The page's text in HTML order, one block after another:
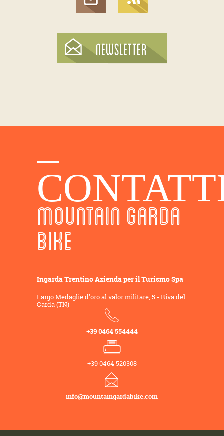
MOUNTAIN GARDA
BIKE
Ingarda Trentino Azienda per il Turismo Spa
Largo Medaglie d'oro al valor militare, 5 - Riva del
Garda (TN)
+39 0464 554444
+39 0464 520308
info@mountaingardabike.com